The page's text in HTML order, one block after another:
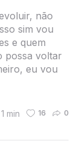
não
sim vou
e quem
possa voltar
eu vou
1 min 16 0